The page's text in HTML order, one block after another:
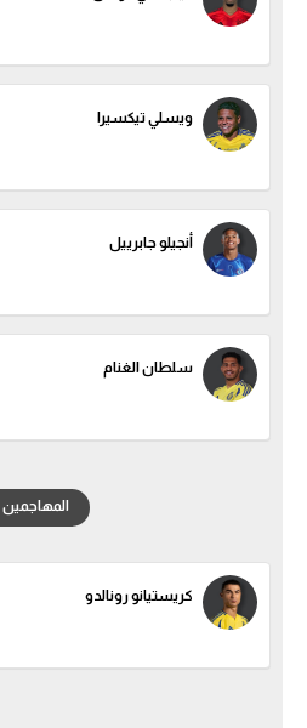
الوطن العربي
رياضة نسائية
ركن الألعاب
أقسام خاصة
Gamers
تحليل في الجول
حكايات في الجول
ويسلي تيكسيرا
أنجيلو جابرييل
سلطان الغنام
المهاجمين
كريستيانو رونالدو